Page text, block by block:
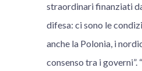
straordinari finanziati
difesa: ci sono le
anche la Polonia, i
consenso tra i